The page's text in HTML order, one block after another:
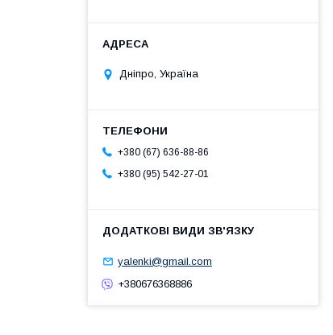
Дніпро, Україна
+380 (67) 636-88-86
+380 (95) 542-27-01
yalenki@gmail.com
+380676368886